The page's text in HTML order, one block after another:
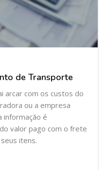
de Transporte
arcar com os custos do
ou a empresa
informação é
valor pago com o frete
itens.